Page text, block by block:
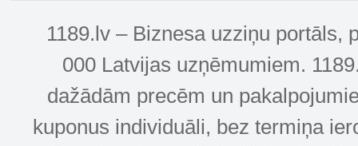
1189.lv – Biznesa uzziņu portāls,
000 Latvijas uzņēmumiem.
dažādām precēm un
kuponus individuāli, bez termiņa